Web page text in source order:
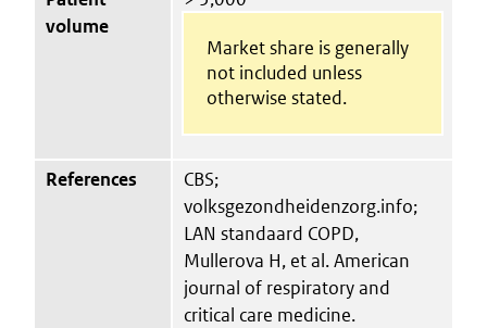
volume
Market share is generally
not included unless
otherwise stated.
References
CBS;
volksgezondheidenzorg.info;
LAN standaard COPD,
Mullerova H, et al. American
journal of respiratory and
critical care medicine.